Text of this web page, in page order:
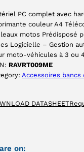
PC complet avec
couleur A4
motos Prédisposé
Logicielle – Gestion
moto-véhicules à 3 ou
RAVRT009ME
Accessoires
DATASHEET
on: